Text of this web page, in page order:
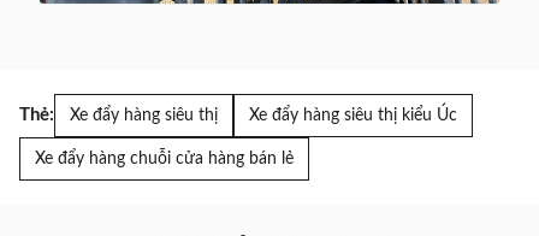
Thẻ: Xe đẩy hàng siêu thị Xe đẩy hàng siêu thị kiểu Úc
Xe đẩy hàng chuỗi cửa hàng bán lẻ